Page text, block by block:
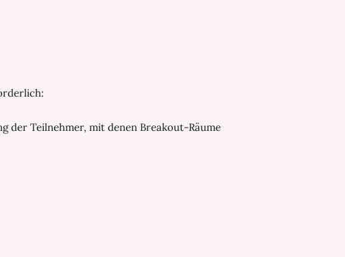
der Teilnehmer, mit denen Breakout-Räume